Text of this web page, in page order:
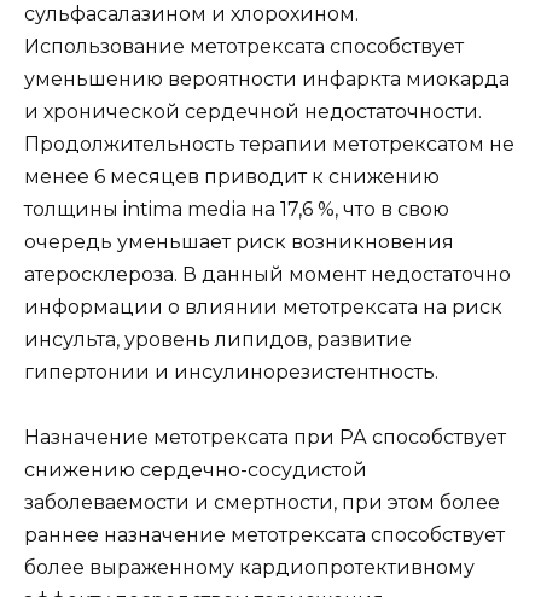
сульфасалазином и хлорохином.
Использование метотрексата способствует
уменьшению вероятности инфаркта миокарда
и хронической сердечной недостаточности.
Продолжительность терапии метотрексатом не
менее 6 месяцев приводит к снижению
толщины intima media на 17,6 %, что в свою
очередь уменьшает риск возникновения
атеросклероза. В данный момент недостаточно
информации о влиянии метотрексата на риск
инсульта, уровень липидов, развитие
гипертонии и инсулинорезистентность.
Назначение метотрексата при РА способствует
снижению сердечно-сосудистой
заболеваемости и смертности, при этом более
раннее назначение метотрексата способствует
более выраженному кардиопротективному